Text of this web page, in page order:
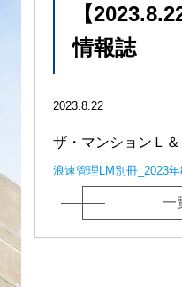
【
情報誌
2023.8.22
ザ・マンションＬ
浪速管理LM別冊_2023
一